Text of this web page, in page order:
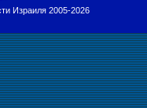
Израиля 2005-2026